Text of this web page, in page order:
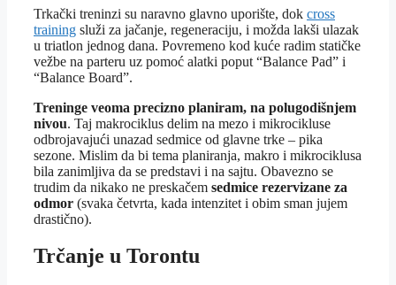
Trkački treninzi su naravno glavno uporište, dok cross
training služi za jačanje, regeneraciju, i možda lakši ulazak
u triatlon jednog dana. Povremeno kod kuće radim statičke
vežbe na parteru uz pomoć alatki poput “Balance Pad” i
“Balance Board”.
Treninge veoma precizno planiram, na polugodišnjem
nivou. Taj makrociklus delim na mezo i mikrocikluse
odbrojavajući unazad sedmice od glavne trke – pika
sezone. Mislim da bi tema planiranja, makro i mikrociklusa
bila zanimljiva da se predstavi i na sajtu. Obavezno se
trudim da nikako ne preskačem sedmice rezervizane za
odmor (svaka četvrta, kada intenzitet i obim sman jujem
drastično).
Trčanje u Torontu